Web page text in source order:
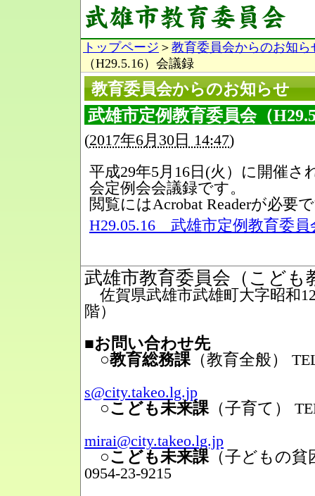
トップページ ＞ 教育委員会からのお知ら
（H29.5.16）会議録
教育委員会からのお知らせ
武雄市定例教育委員会（
(2017年6月30日 14:47)
平成29年5月16日(火）に開催さ
会定例会会議録です。
閲覧にはAcrobat Readerが必要
H29.05.16 武雄市定例教育委員
武雄市教育委員会（こども
佐賀県武雄市武雄町大字昭和
階）
■お問い合わせ先
○教育総務課（教育全般）
s@city.takeo.lg.jp
○こども未来課（子育て）
mirai@city.takeo.lg.jp
○こども未来課（子どもの貧
0954-23-9215